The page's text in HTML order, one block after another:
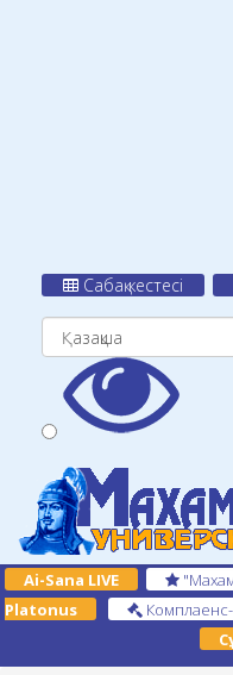
Сабақ кестесі
Ai-Sana LIVE
Platonus